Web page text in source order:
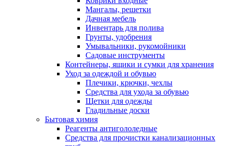
Мангалы, решетки
Дачная мебель
Инвентарь для полива
Грунты, удобрения
Умывальники, рукомойники
Садовые инструменты
Контейнеры, ящики и сумки для хранения
Уход за одеждой и обувью
Плечики, крючки, чехлы
Средства для ухода за обувью
Щетки для одежды
Гладильные доски
Бытовая химия
Реагенты антигололедные
Средства для прочистки канализационных